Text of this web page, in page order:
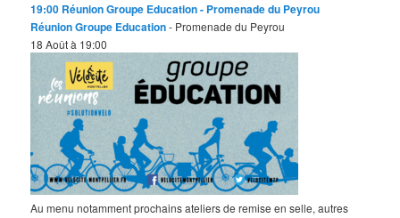
19:00 Réunion Groupe Education- Promenade du Peyrou
Réunion Groupe Education- Promenade du Peyrou
18 Août à 19:00
Au menu notamment prochains ateliers de remise en selle, autres